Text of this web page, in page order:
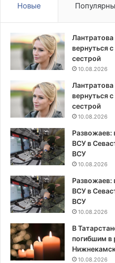
Новые
вернуться
сестрой
10.08.2026
вернуться
сестрой
10.08.2026
Развожаев:
ВСУ в
ВСУ
10.08.2026
Развожаев:
ВСУ в
ВСУ
10.08.2026
В
погибшим в
10.08.2026